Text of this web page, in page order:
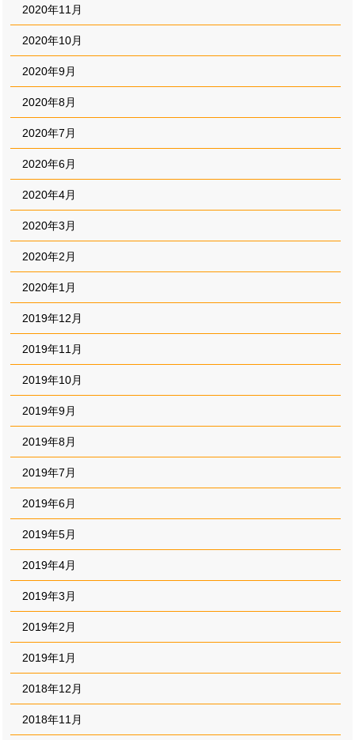
2020年11月
2020年10月
2020年9月
2020年8月
2020年7月
2020年6月
2020年4月
2020年3月
2020年2月
2020年1月
2019年12月
2019年11月
2019年10月
2019年9月
2019年8月
2019年7月
2019年6月
2019年5月
2019年4月
2019年3月
2019年2月
2019年1月
2018年12月
2018年11月